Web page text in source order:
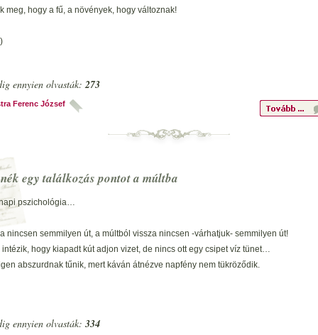
meg, hogy a fű, a növények, hogy változnak!
ő a magányos.
párában!
látható hajnalok,
ennyien olvasták:273
Ferenc József
egy találkozás pontot a múltba
pszichológia…
nincsen semmilyen út, a múltból vissza nincsen -várhatjuk- semmilyen út!
intézik, hogy kiapadt kút adjon vizet, de nincs ott egy csipet víz tünet…
abszurdnak tűnik, mert káván átnézve napfény nem tükröződik.
hogy véglegesen megbolondultam? Bízok, hogy ennyire tán' nem
ennyien olvasták: 334